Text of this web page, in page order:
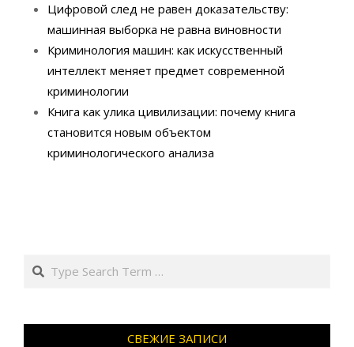
Цифровой след не равен доказательству:
машинная выборка не равна виновности
Криминология машин: как искусственный
интеллект меняет предмет современной
криминологии
Книга как улика цивилизации: почему книга
становится новым объектом
криминологического анализа
Search
СВЕЖИЕ ЗАПИСИ